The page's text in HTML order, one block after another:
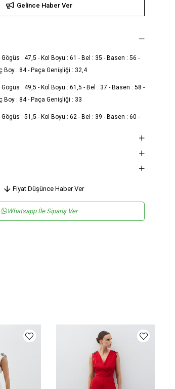
Gelince Haber Ver
: 47,5 - Kol Boyu : 61 - Bel : 35 - Basen : 56 -
Boy : 84 - Paça Genişliği : 32,4
: 49,5 - Kol Boyu : 61,5 - Bel : 37 - Basen : 58 -
Boy : 84 - Paça Genişliği : 33
: 51,5 - Kol Boyu : 62 - Bel : 39 - Basen : 60 -
: 84 - Paça Genişliği : 34,2
TULUM
TR
Fiyat Düşünce Haber Ver
Whatsapp İle Sipariş Ver